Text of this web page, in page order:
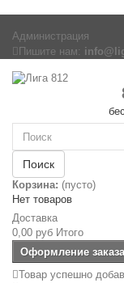
Администрация
Пишите нам:
Поиск
Корзина: (пусто)
Нет товаров
Доставка
0,00 руб Итого
Оформление заказа
Товар успешно